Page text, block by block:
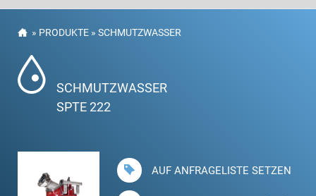
» PRODUKTE »SCHMUTZWASSER
SCHMUTZWASSER
SPTE 222
AUF ANFRAGELISTE SETZEN